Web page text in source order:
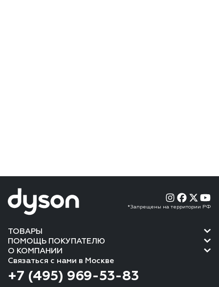
*Запрещены на территории РФ
ТОВАРЫ
ПОМОЩЬ ПОКУПАТЕЛЮ
О КОМПАНИИ
Связаться с нами в Москве
+7 (495) 969-53-83